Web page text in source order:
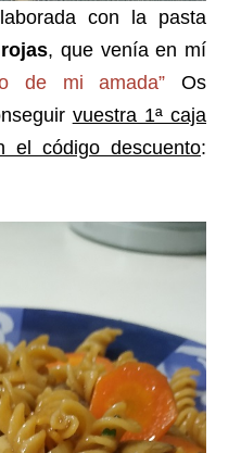
con la pasta
, que venía en mí
de mi amada” Os
vuestra 1ª caja
el código descuento: